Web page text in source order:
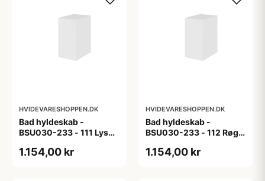
HVIDEVARESHOPPEN.DK
Bad hyldeskab -
BSU030-233 - 111 Lys
1.154,00 kr
HVIDEVARESHOPPEN.DK
Bad hyldeskab -
BSU030-233 - 112 Røget
1.154,00 kr